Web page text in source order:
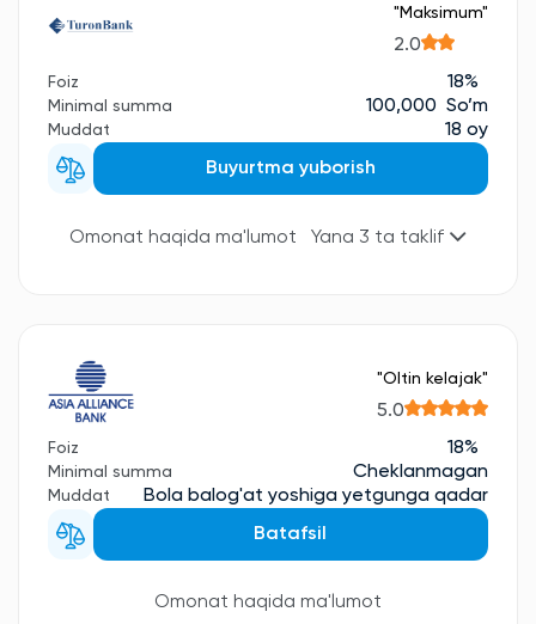
"Maksimum"
2.0
Foiz 18%
Minimal summa 100,000 So’m
Muddat
18 oy
Buyurtma yuborish
Omonat haqida ma'lumot Yana 3 ta taklif
"Oltin kelajak"
5.0
Foiz 18%
Minimal summa Cheklanmagan
Muddat
Bola balog'at yoshiga yetgunga qadar
Batafsil
Omonat haqida ma'lumot